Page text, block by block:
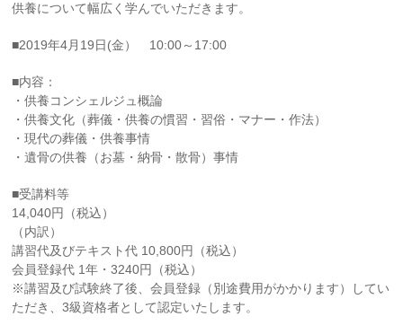
供養について幅広く学んでいただきます。
■2019年4月19日(金） 10:00～17:00
■内容：
・供養コンシェルジュ概論
・供養文化（葬儀・供養の慣習・習俗・マナー・作法）
・現代の葬儀・供養事情
・遺骨の供養（お墓・納骨・散骨）事情
■受講料等
14,040円（税込）
（内訳）
講習代及びテキスト代 10,800円（税込）
会員登録代 1年・3240円（税込）
※講習及び試験終了後、会員登録（別途費用がかかります）してい
ただき、3級資格者として認定いたします。